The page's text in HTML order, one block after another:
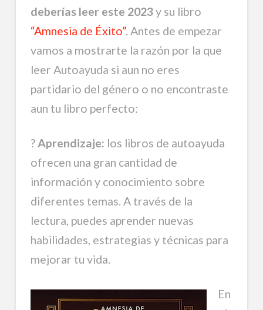
deberías leer este 2023y su libro
“Amnesia de Éxito”. Antes de empezar
vamos a mostrarte la razón por la que
leer Autoayuda si aun no eres
partidario del género o no encontraste
aun tu libro perfecto:
?Aprendizaje: los libros de autoayuda
ofrecen una gran cantidad de
información y conocimiento sobre
diferentes temas. A través de la
lectura, puedes aprender nuevas
habilidades, estrategias y técnicas para
mejorar tu vida.
En